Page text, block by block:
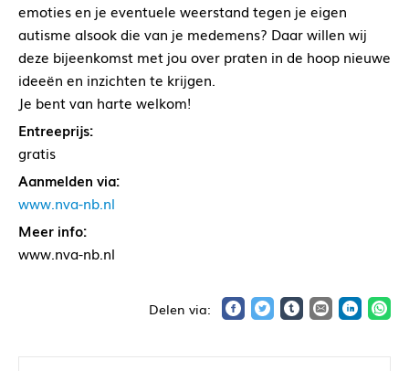
emoties en je eventuele weerstand tegen je eigen
autisme alsook die van je medemens? Daar willen wij
deze bijeenkomst met jou over praten in de hoop nieuwe
ideeën en inzichten te krijgen.
Je bent van harte welkom!
Entreeprijs:
gratis
Aanmelden via:
www.nva-nb.nl
Meer info:
www.nva-nb.nl